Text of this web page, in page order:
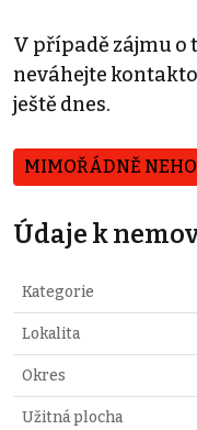
V případě zájmu o
neváhejte
ještě dnes.
MIMOŘÁDNĚ
Údaje k
Kategorie
Lokalita
Okres
Užitná plocha